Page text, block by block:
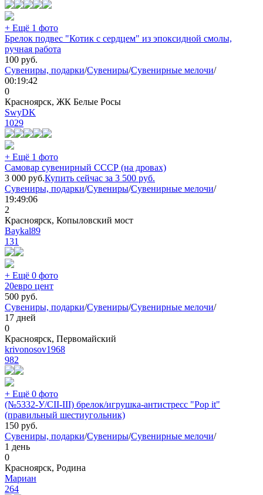
+ Ещё 1 фото
Брелок подвес "Котик с сердцем" из эпоксидной смолы,
ручная работа
100 руб.
Сувениры, подарки/Сувениры/Сувенирные мелочи/
00:19:42
0
Красноярск, ЖК Белые Росы
SwyDK
1029
+ Ещё 1 фото
Самовар сувенирный СССР (на дровах)
3 000 руб.Купить сейчас за 3 500 руб.
Сувениры, подарки/Сувениры/Сувенирные мелочи/
19:49:06
2
Красноярск, Копыловский мост
Baykal89
131
+ Ещё 0 фото
20евро цент
500 руб.
Сувениры, подарки/Сувениры/Сувенирные мелочи/
17 дней
0
Красноярск, Первомайский
krivonosov1968
982
+ Ещё 0 фото
(№5332-У/CII-III) брелок/игрушка-антистресс "Pop it"
(правильный шестиугольник)
150 руб.
Сувениры, подарки/Сувениры/Сувенирные мелочи/
1 день
0
Красноярск, Родина
Мариан
264